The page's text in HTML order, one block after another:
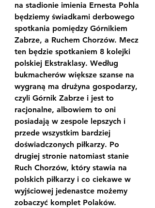
na stadionie imienia Ernesta Pohla
będziemy świadkami derbowego
spotkania pomiędzy Górnikiem
Zabrze, a Ruchem Chorzów. Mecz
ten będzie spotkaniem 8 kolejki
polskiej Ekstraklasy. Według
bukmacherów większe szanse na
wygraną ma drużyna gospodarzy,
czyli Górnik Zabrze i jest to
racjonalne, albowiem to oni
posiadają w zespole lepszych i
przede wszystkim bardziej
doświadczonych piłkarzy. Po
drugiej stronie natomiast stanie
Ruch Chorzów, który stawia na
polskich piłkarzy i co ciekawe w
wyjściowej jedenastce możemy
zobaczyć komplet Polaków.